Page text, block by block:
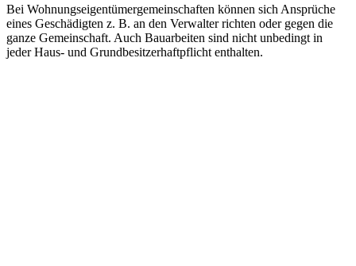
Bei Wohnungseigentümergemeinschaften können sich Ansprüche
eines Geschädigten z. B. an den Verwalter richten oder gegen die
ganze Gemeinschaft. Auch Bauarbeiten sind nicht unbedingt in
jeder Haus- und Grundbesitzerhaftpflicht enthalten.